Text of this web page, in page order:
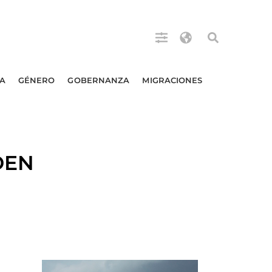
GÉNERO GOBERNANZA MIGRACIONES